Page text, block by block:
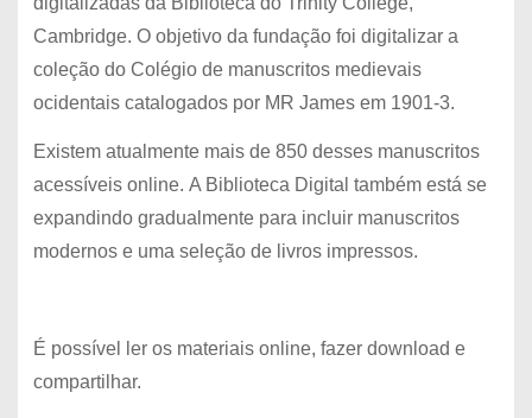
Cambridge. O objetivo da fundação foi digitalizar a
coleção do Colégio de manuscritos medievais
ocidentais catalogados por MR James em 1901-3.
Existem atualmente mais de 850 desses manuscritos
acessíveis online. A Biblioteca Digital também está se
expandindo gradualmente para incluir manuscritos
modernos e uma seleção de livros impressos.
É possível ler os materiais online, fazer download e
compartilhar.